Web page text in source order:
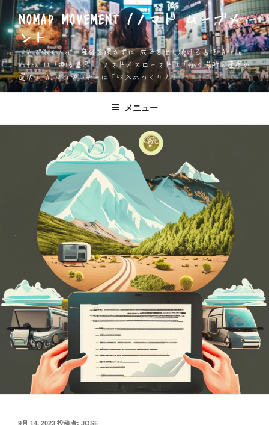
ン
テ
ン
ツ
へ
ス
NOMAD MOVEMENT /ノマド ムーブメ
ント
一人で働く人が、身体を壊さずに 成果を出し続ける方法 Apple
Watch は「測る道具」 ノマド／スローマドは「働く場所と速度の
選択」 AIソロプレナーは「収入のつくり方」
メニュー
投
9月 14, 2023 投稿者: JOSE